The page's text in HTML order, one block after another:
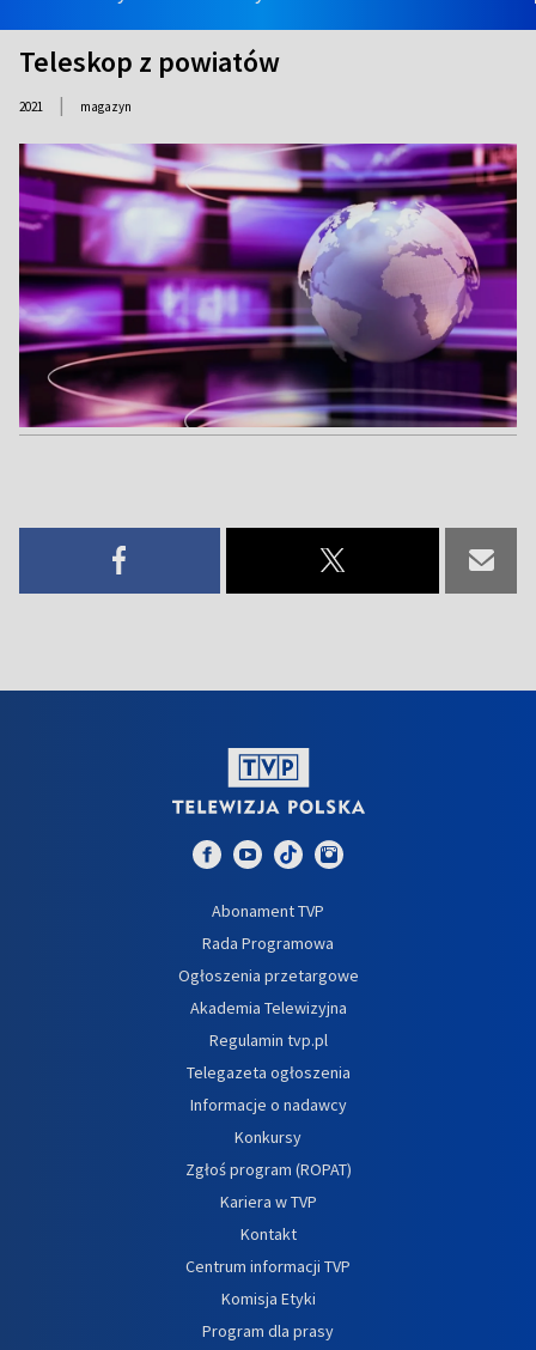
Teleskop z powiatów
2021 | magazyn
Abonament TVP
Rada Programowa
Ogłoszenia przetargowe
Akademia Telewizyjna
Regulamin tvp.pl
Telegazeta ogłoszenia
Informacje o nadawcy
Konkursy
Zgłoś program (ROPAT)
Kariera w TVP
Kontakt
Centrum informacji TVP
Komisja Etyki
Program dla prasy